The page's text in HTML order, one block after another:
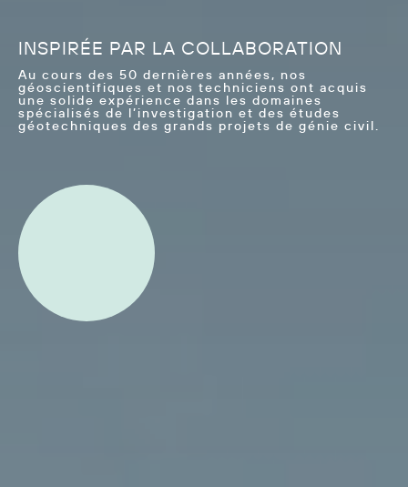
INSPIRÉE PAR LA COLLABORATION
Au cours des 50 dernières années, nos
géoscientifiques et nos techniciens ont acquis
une solide expérience dans les domaines
spécialisés de l’investigation et des études
géotechniques des grands projets de génie civil.